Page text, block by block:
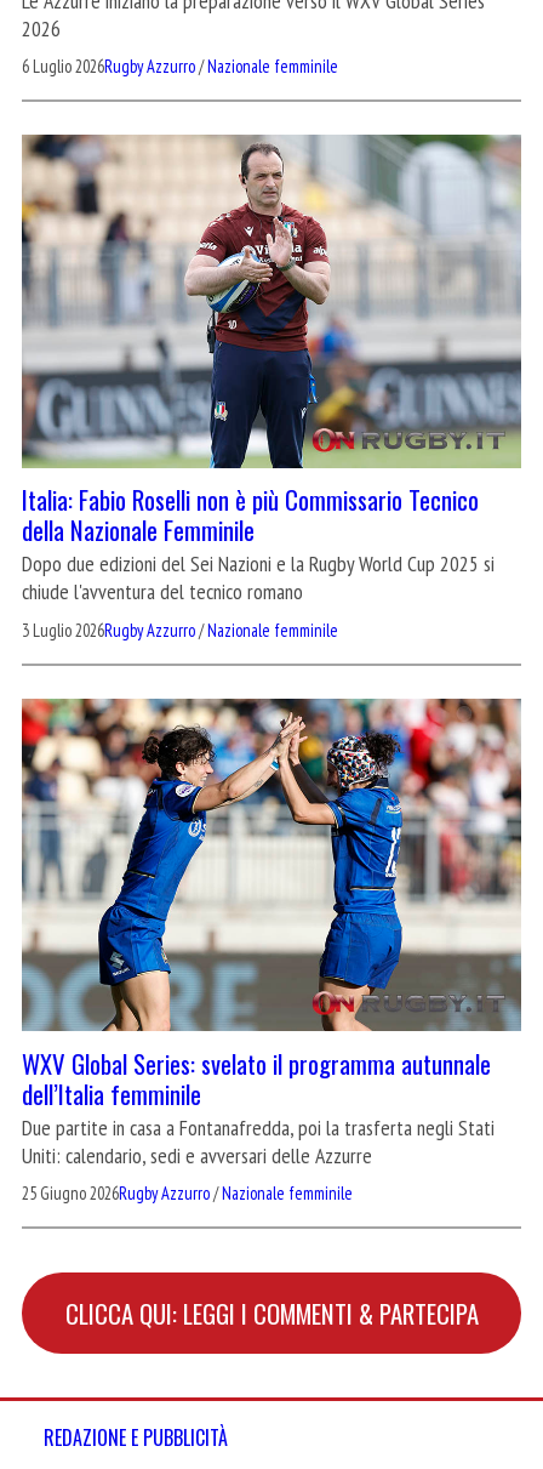
2026
6 Luglio 2026Rugby Azzurro/Nazionale femminile
Italia: Fabio Roselli non è più Commissario Tecnico
della Nazionale Femminile
Dopo due edizioni del Sei Nazioni e la Rugby World Cup 2025 si
chiude l'avventura del tecnico romano
3 Luglio 2026Rugby Azzurro/Nazionale femminile
WXV Global Series: svelato il programma autunnale
dell’Italia femminile
Due partite in casa a Fontanafredda, poi la trasferta negli Stati
Uniti: calendario, sedi e avversari delle Azzurre
25 Giugno 2026Rugby Azzurro/Nazionale femminile
CLICCA QUI: LEGGI I COMMENTI & PARTECIPA
REDAZIONE E PUBBLICITÀ